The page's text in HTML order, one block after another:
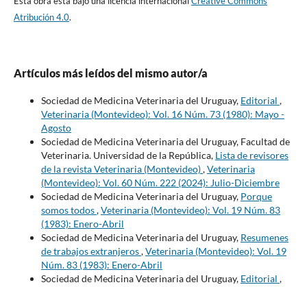
Atribución 4.0.
Artículos más leídos del mismo autor/a
Sociedad de Medicina Veterinaria del Uruguay, Editorial ,
Veterinaria (Montevideo): Vol. 16 Núm. 73 (1980): Mayo -
Agosto
Sociedad de Medicina Veterinaria del Uruguay, Facultad de
Veterinaria. Universidad de la República, Lista de revisores
de la revista Veterinaria (Montevideo),Veterinaria
(Montevideo): Vol. 60 Núm. 222 (2024): Julio-Diciembre
Sociedad de Medicina Veterinaria del Uruguay, Porque
somos todos,Veterinaria (Montevideo): Vol. 19 Núm. 83
(1983): Enero-Abril
Sociedad de Medicina Veterinaria del Uruguay, Resumenes
de trabajos extranjeros,Veterinaria (Montevideo): Vol. 19
Núm. 83 (1983): Enero-Abril
Sociedad de Medicina Veterinaria del Uruguay, Editorial ,